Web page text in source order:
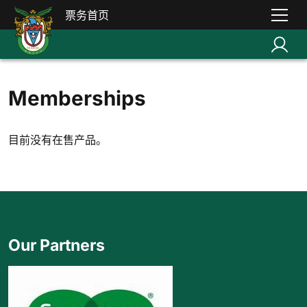
票务首页
Memberships
目前没有在售产品。
Our Partners